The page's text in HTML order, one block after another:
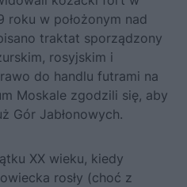
roku w położonym nad
traktat sporządzony
rosyjskim i
do handlu futrami na
Moskale zgodzili się, aby
Gór Jabłonowych.
XX wieku, kiedy
rosły (choć z